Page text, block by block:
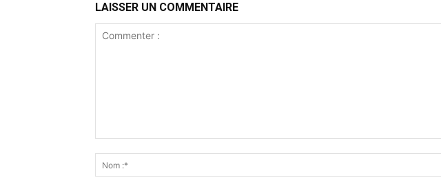
LAISSER UN COMMENTAIRE